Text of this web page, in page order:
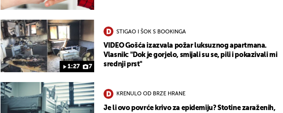
1:27 7
STIGAO I ŠOK S BOOKINGA
VIDEO Gošća izazvala požar luksuznog apartmana.
Vlasnik: "Dok je gorjelo, smijali su se, pili i pokazivali mi
srednji prst"
KRENULO OD BRZE HRANE
Je li ovo povrće krivo za epidemiju? Stotine zaraženih,